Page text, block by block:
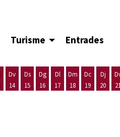
Turisme Entrades
Dv
14
Ds
15
Dg
16
Dl
17
Dm
18
Dc
19
Dj
20